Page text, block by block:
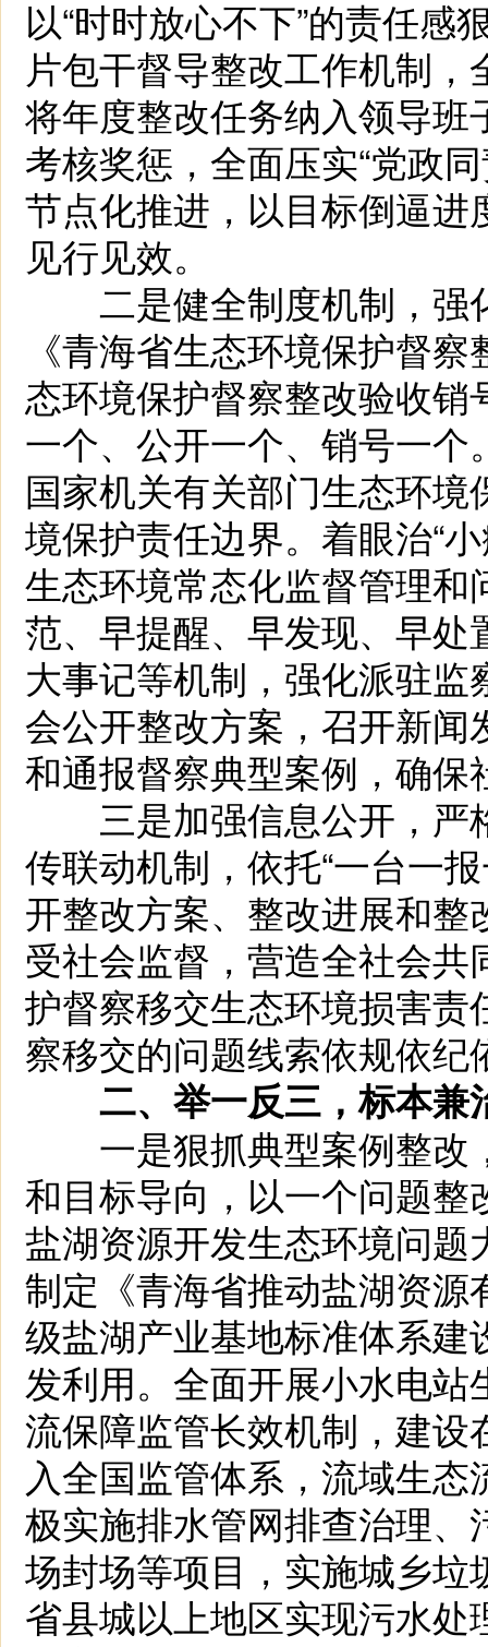
以“时时放心不下”的责任
片包干督导整改工作机制
将年度整改任务纳入领导
考核奖惩，全面压实“党政
节点化推进，以目标倒逼
见行见效。
二是健全制度机制，强
《青海省生态环境保护督
态环境保护督察整改验收
一个、公开一个、销号一个
国家机关有关部门生态环
境保护责任边界。着眼治“
生态环境常态化监督管理
范、早提醒、早发现、早
大事记等机制，强化派驻
会公开整改方案，召开新
和通报督察典型案例，确
三是加强信息公开，严
传联动机制，依托“一台一
开整改方案、整改进展和
受社会监督，营造全社会
护督察移交生态环境损害
察移交的问题线索依规依
二、举一反三，标本
一是狠抓典型案例整改
和目标导向，以一个问题
盐湖资源开发生态环境问
制定《青海省推动盐湖资
级盐湖产业基地标准体系
发利用。全面开展小水电
流保障监管长效机制，建
入全国监管体系，流域生
极实施排水管网排查治理
场封场等项目，实施城乡
省县城以上地区实现污水